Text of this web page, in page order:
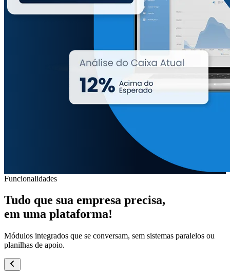
Funcionalidades
Tudo que sua empresa precisa,
em uma plataforma!
Módulos integrados que se conversam, sem sistemas paralelos ou
planilhas de apoio.